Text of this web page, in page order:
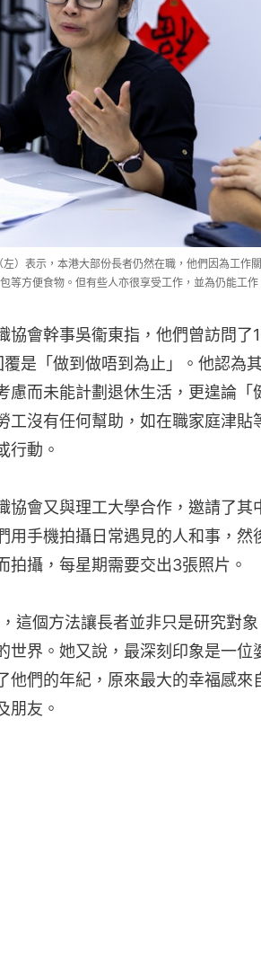
）表示，本港大部份長者仍然在職，他們因為工作
等方便食物。但有些人亦很享受工作，並為仍能工作
協會幹事吳衞東指，他們曾訪問了
是「做到做唔到為止」。他認為
慮而未能計劃退休生活，更遑論「
工沒有任何幫助，如在職家庭津貼
行動。
協會又與理工大學合作，邀請了其
用手機拍攝日常遇見的人和事，然
拍攝，每星期需要交出3張照片。
這個方法讓長者並非只是研究對
世界。她又說，最深刻印象是一位
他們的年紀，原來最大的幸福感來
朋友。